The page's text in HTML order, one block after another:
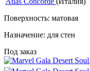
Поверхность: матовая
Назначение: для стен
Под заказ